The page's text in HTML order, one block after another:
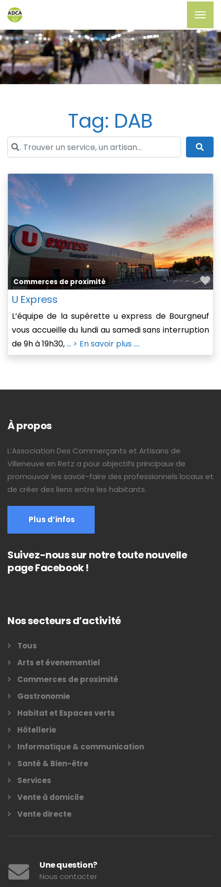
Tag: DAB
. Trouver un service, un artisan...
Commerces de proximité
U Express
L’équipe de la supérette u express de Bourgneuf
vous accueille du lundi au samedi sans interruption
de 9h à 19h30,... > En savoir plus ....
À propos
L’Association Des Commerçants et Artisans de
Villeneuve en Retz a pour objectifs principaux de
promouvoir les savoir-faire des professionnels locaux et
de créer des liens entre les habitants.
Plus d’infos
Suivez-nous sur notre toute nouvelle
page Facebook !
Nos secteurs d’activité
Tous
Arts et évenementiel
Commerces de proximité
Gastronomie
Habitat et Espaces verts
Hôtellerie
Informatique & communication
Santé & Bien-être
Services
Vente à domicile
Vente directe
Une question?
Nous contacter